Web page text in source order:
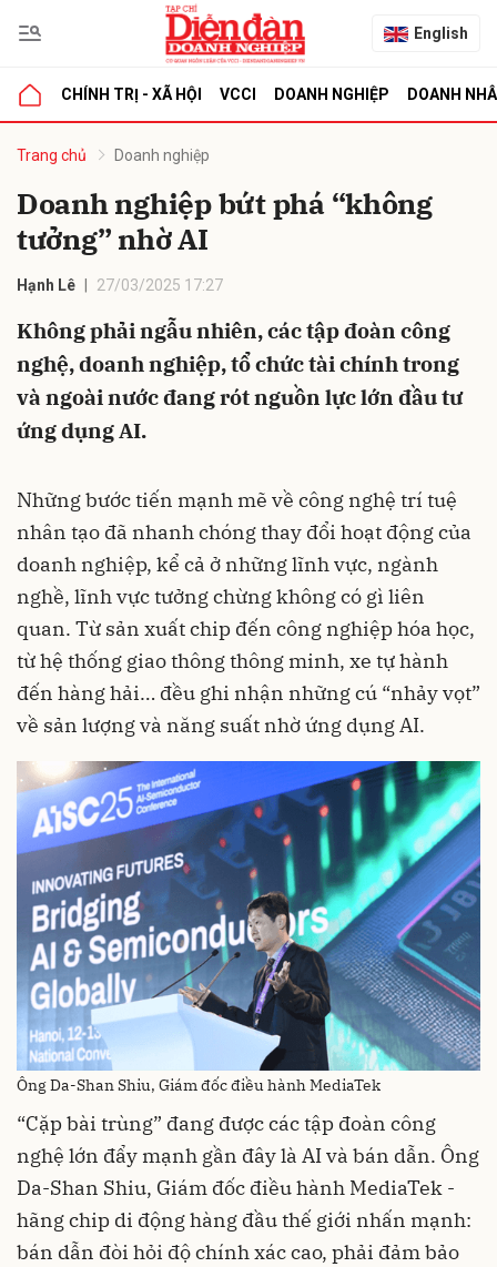
English
CHÍNH TRỊ - XÃ HỘI VCCI DOANH NGHIỆP DOANH
Trang chủ Doanh nghiệp
Doanh nghiệp bứt phá “không
tưởng” nhờ AI
Hạnh Lê 27/03/2025 17:27
Không phải ngẫu nhiên, các tập đoàn công
nghệ, doanh nghiệp, tổ chức tài chính trong
và ngoài nước đang rót nguồn lực lớn đầu tư
ứng dụng AI.
Những bước tiến mạnh mẽ về công nghệ trí tuệ
nhân tạo đã nhanh chóng thay đổi hoạt động của
doanh nghiệp, kể cả ở những lĩnh vực, ngành
nghề, lĩnh vực tưởng chừng không có gì liên
quan. Từ sản xuất chip đến công nghiệp hóa học,
từ hệ thống giao thông thông minh, xe tự hành
đến hàng hải… đều ghi nhận những cú “nhảy vọt”
về sản lượng và năng suất nhờ ứng dụng AI.
Ông Da-Shan Shiu, Giám đốc điều hành MediaTek
“Cặp bài trùng” đang được các tập đoàn công
nghệ lớn đẩy mạnh gần đây là AI và bán dẫn. Ông
Da-Shan Shiu, Giám đốc điều hành MediaTek -
hãng chip di động hàng đầu thế giới nhấn mạnh:
bán dẫn đòi hỏi độ chính xác cao, phải đảm bảo
luận
Hủy